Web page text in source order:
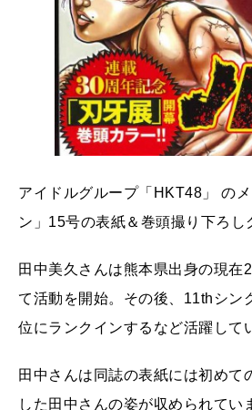
アイドルグループ「HKT48」 の
ン」15号の表紙＆巻頭撮り下ろ
田中美久さんは熊本県出身の現
て活動を開始。その後、11thシン
位にランクインするなど活躍して
田中さんは同誌の表紙には初め
した田中さんの姿が収められてい